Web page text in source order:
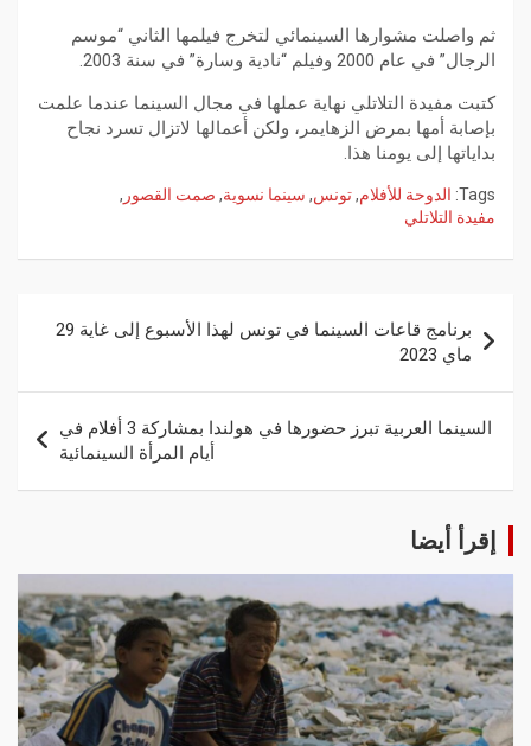
ثم واصلت مشوارها السينمائي لتخرج فيلمها الثاني “موسم
الرجال” في عام 2000 وفيلم “نادية وسارة” في سنة 2003.
كتبت مفيدة التلاتلي نهاية عملها في مجال السينما عندما علمت
بإصابة أمها بمرض الزهايمر، ولكن أعمالها لاتزال تسرد نجاح
بداياتها إلى يومنا هذا.
Tags: الدوحة للأفلام,تونس, سينما نسوية, صمت القصور ,
مفيدة التلاتلي
برنامج قاعات السينما في تونس لهذا الأسبوع إلى غاية 29
ماي 2023
السينما العربية تبرز حضورها في هولندا بمشاركة 3 أفلام في
أيام المرأة السينمائية
إقرأ أيضا